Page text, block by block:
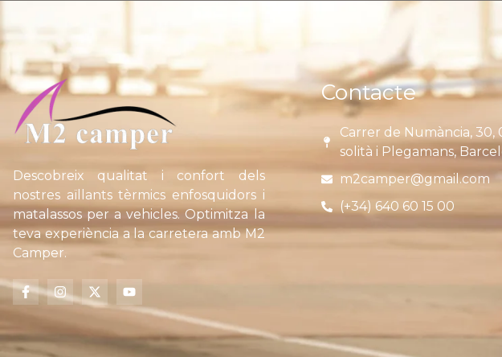
Descobreix qualitat i confort dels
nostres aïllants tèrmics enfosquidors i
matalassos per a vehicles. Optimitza la
teva experiència a la carretera amb M2
Camper.
Contacte
Carrer de Numància, 30,
solità i Plegamans,
m2camper@gmail.com
(+34) 640 60 15 00